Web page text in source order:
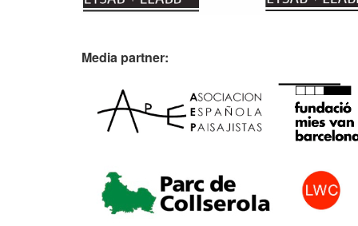
Media partner: